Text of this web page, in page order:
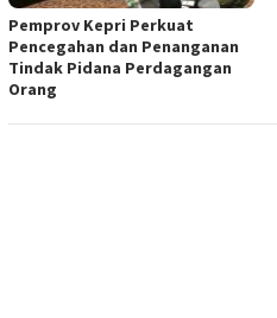
Pemprov Kepri Perkuat
Pencegahan dan Penanganan
Tindak Pidana Perdagangan
Orang